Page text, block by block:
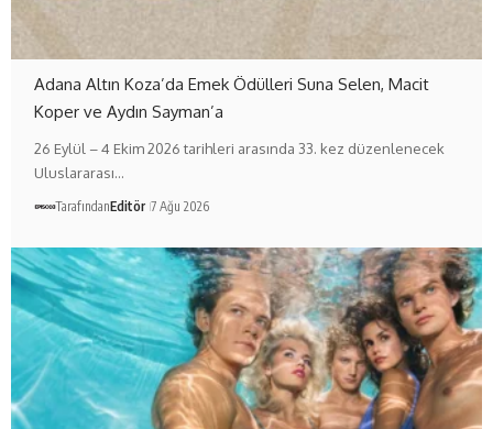
Adana Altın Koza’da Emek Ödülleri Suna Selen, Macit
Koper ve Aydın Sayman’a
26 Eylül – 4 Ekim 2026 tarihleri arasında 33. kez düzenlenecek
Uluslararası…
TarafındanEditör 7 Ağu 2026